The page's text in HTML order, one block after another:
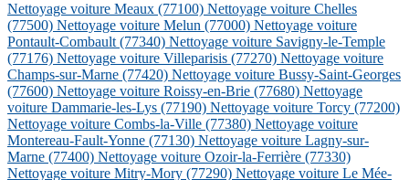
Nettoyage voiture Meaux (77100) Nettoyage voiture Chelles
(77500) Nettoyage voiture Melun (77000) Nettoyage voiture
Pontault-Combault(77340) Nettoyage voiture Savigny-le-Temple
(77176) Nettoyage voiture Villeparisis (77270) Nettoyage voiture
Champs-sur-Marne (77420) Nettoyage voiture Bussy-Saint-Georges
(77600) Nettoyage voiture Roissy-en-Brie (77680) Nettoyage
voiture Dammarie-les-Lys (77190) Nettoyage voiture Torcy (77200)
Nettoyage voiture Combs-la-Ville (77380) Nettoyage voiture
Montereau-Fault-Yonne (77130) Nettoyage voiture Lagny-sur-
Marne (77400) Nettoyage voiture Ozoir-la-Ferrière (77330)
Nettoyage voiture Mitry-Mory (77290) Nettoyage voiture Le Mée-